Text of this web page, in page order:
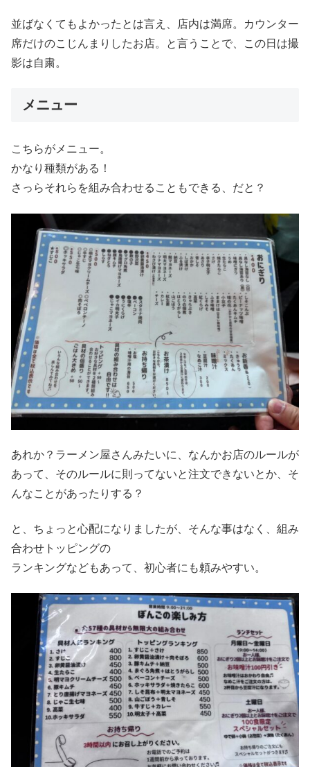
並ばなくてもよかったとは言え、店内は満席。カウンター
席だけのこじんまりしたお店。と言うことで、この日は撮
影は自粛。
メニュー
こちらがメニュー。
かなり種類がある！
さっらそれらを組み合わせることもできる、だと？
あれか？ラーメン屋さんみたいに、なんかお店のルールが
あって、そのルールに則ってないと注文できないとか、そ
んなことがあったりする？
と、ちょっと心配になりましたが、そんな事はなく、組み
合わせトッピングの
ランキングなどもあって、初心者にも頼みやすい。